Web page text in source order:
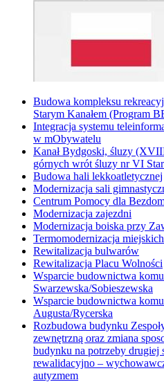
Budowa kompleksu
Starym Kanałem (Program
Integracja systemu
w mObywatelu
Kanał Bydgoski, śluzy
górnych wrót śluzy nr VI
Budowa hali lekkoatletycznej
Modernizacja sali
Centrum Pomocy dla
Modernizacja zajezdni
Modernizacja boiska przy
Termomodernizacja
Rewitalizacja bulwarów
Rewitalizacja Placu Wolności
Wsparcie budownictwa
Swarzewska/Sobieszewska
Wsparcie budownictwa
Augusta/Rycerska
Rozbudowa budynku
zewnętrzną oraz zmiana
budynku na potrzeby drugiej
rewalidacyjno –
autyzmem